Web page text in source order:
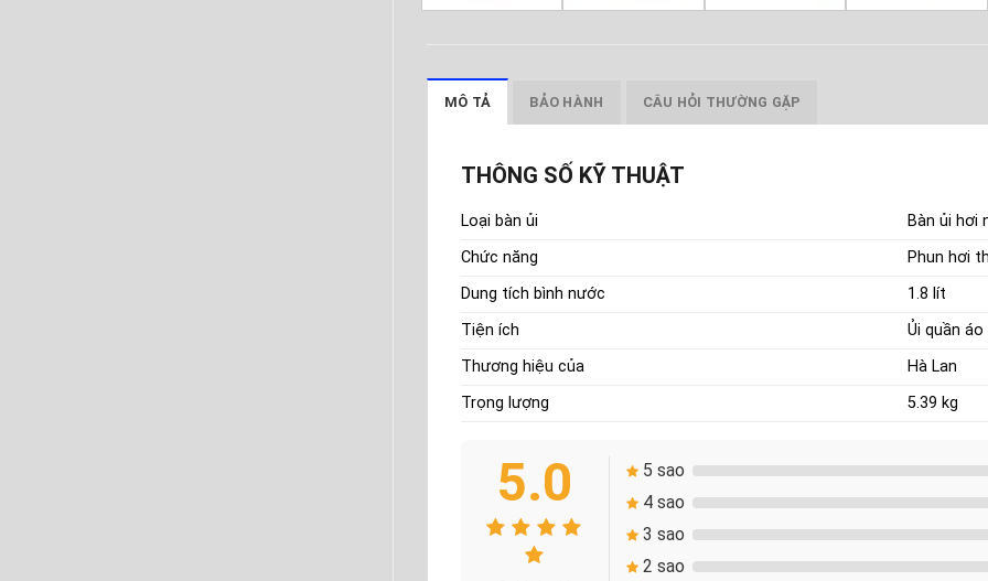
MÔ TẢ BẢO HÀNH CÂU HỎI THƯỜNG GẶP
THÔNG SỐ KỸ THUẬT
Loại bàn ủi
Bàn ủi hơi
Chức năng
Phun hơi
Dung tích bình nước
1.8 lít
Tiện ích
Ủi quần
Thương hiệu của
Hà Lan
Trọng lượng
5.39 kg
5.0
5 sao
4 sao
3 sao
2 sao